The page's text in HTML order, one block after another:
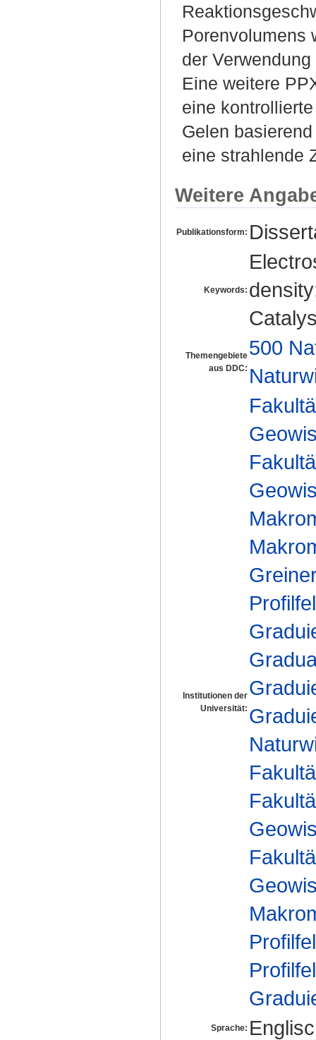
Porenvolumens
der
Eine weitere
eine
Gelen
eine strahlende
Weitere
Publikationsform:
Keywords:
Themengebiete
aus DDC:
500
Institutionen der
Universität:
Sprache: